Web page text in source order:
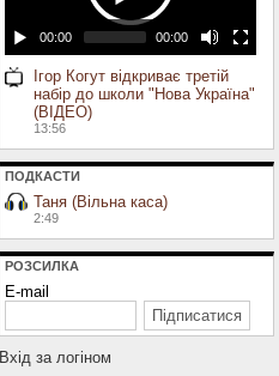
00:00 00:00
Ігор Когут відкриває третій
набір до школи "Нова Україна"
(ВІДЕО)
13:56
ПОДКАСТИ
Таня (Вільна каса)
2:49
РОЗСИЛКА
E-mail
Вхiд за логiном